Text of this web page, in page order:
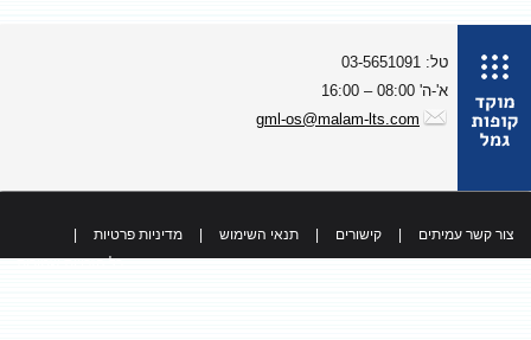
טל: 03-5651091
א'-ה' 08:00 – 16:00
gml-os@malam-lts.com
צור קשר עמיתים קישורים תנאי השימוש מדיניות פרטיות
כל הזכויות שמורות